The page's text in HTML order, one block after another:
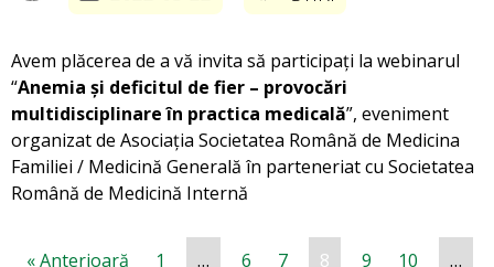
Avem plăcerea de a vă invita să participați la webinarul
“Anemia și deficitul de fier – provocări
multidisciplinare în practica medicală”, eveniment
organizat de Asociația Societatea Română de Medicina
Familiei / Medicină Generală în parteneriat cu Societatea
Română de Medicină Internă
« Anterioară 1 … 6 7 8 9 10
…